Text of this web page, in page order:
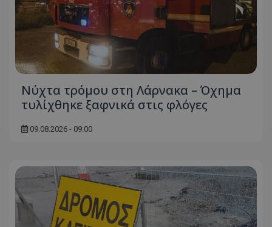
Νύχτα τρόμου στη Λάρνακα – Όχημα
τυλίχθηκε ξαφνικά στις φλόγες
09.08.2026 - 09:00